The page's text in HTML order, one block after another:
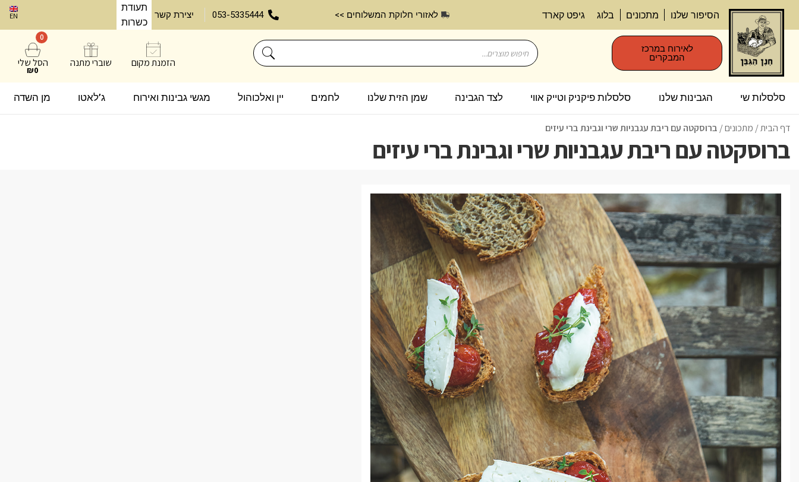
הסיפור שלנו מתכונים בלוג גיפט קארד לאזורי חלוקת המשלוחים >> 053-5335444 יצירת קשר
תעודת
כשרות
EN
לאירוח במרכז
המבקרים
הזמנת מקום שוברי מתנה הסל שלי
0
₪0
סלסלות שי הגבינות שלנו סלסלות פיקניק וטייק אווי לצד הגבינה שמן הזית שלנו לחמים יין ואלכוהול מגשי גבינות ואירוח ג’לאטו מן השדה
דף הבית/
/ ברוסקטה עם ריבת עגבניות שרי וגבינת ברי עיזים
ברוסקטה עם ריבת עגבניות שרי וגבינת ברי עיזים